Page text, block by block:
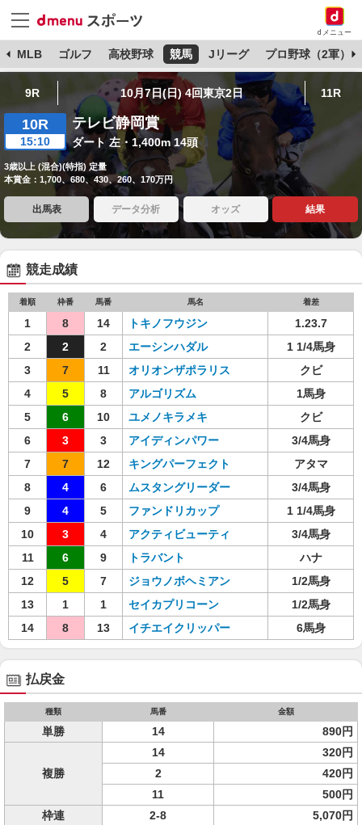
dメニュー
MLB ゴルフ 高校野球 競馬 Jリーグ プロ野球（2軍）
9R 10月7日(日) 4回東京2日 11R
10R
15:10
テレビ静岡賞
ダート 左・1,400m 14頭
3歳以上 (混合)(特指) 定量
本賞金：1,700、680、430、260、170万円
出馬表 データ分析 オッズ 結果
競走成績
着順 枠番 馬番 馬名 着差
1 8 14 トキノフウジン
1.23.7
2
2 2 エーシンハダル
1 1/4馬身
3
7 11 オリオンザポラリス
クビ
4
5 8 アルゴリズム
1馬身
5
6 10 ユメノキラメキ
クビ
6
3 3 アイディンパワー
3/4馬身
7
7 12 キングパーフェクト
アタマ
8
4 6 ムスタングリーダー
3/4馬身
9
4 5 ファンドリカップ
1 1/4馬身
10
3 4 アクティビューティ
3/4馬身
11
6 9 トラバント
ハナ
12
5 7 ジョウノボヘミアン
1/2馬身
13
1 1 セイカプリコーン
1/2馬身
14
8 13 イチエイクリッパー 6馬身
払戻金
種類 馬番 金額
単勝 14 890円
複勝
14
320円
2
420円
11
500円
枠連
2-8
5,070円